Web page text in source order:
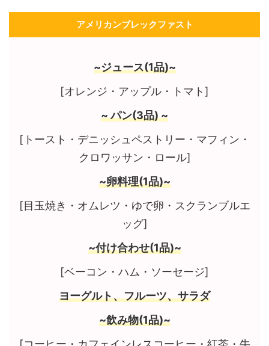
アメリカンブレックファスト
~ジュース(1品)~
[オレンジ・アップル・トマト]
~ パン(3品) ~
[トースト・デニッシュペストリー・マフィン・
クロワッサン・ロール]
~卵料理(1品)~
[目玉焼き・オムレツ・ゆで卵・スクランブルエ
ッグ]
~付け合わせ(1品)~
[ベーコン・ハム・ソーセージ]
ヨーグルト、フルーツ、サラダ
~飲み物(1品)~